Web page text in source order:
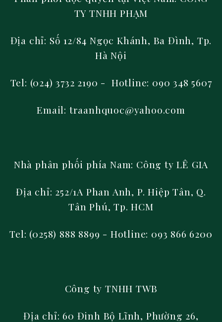
TY TNHH PHẠM
Địa chỉ: Số 12/84 Ngọc Khánh, Ba Đình, Tp.
Hà Nội
Tel: (024) 3732 2190 - Hotline: 090 348 5607
Email: traanhquoc@yahoo.com
Nhà phân phối phía Nam: Công ty LÊ GIA
Địa chỉ: 252/1A Phan Anh, P. Hiệp Tân, Q.
Tân Phú, Tp. HCM
Tel: (0258) 888 8899 - Hotline: 093 866 6200
Công ty TNHH TWB
Địa chỉ: 60 Đinh Bộ Lĩnh, Phường 26,